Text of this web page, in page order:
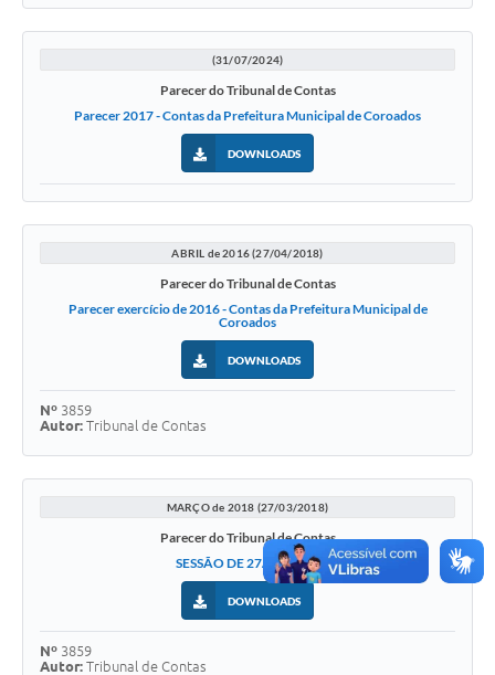
(31/07/2024)
Parecer do Tribunal de Contas
Parecer 2017 - Contas da Prefeitura Municipal de Coroados
DOWNLOADS
ABRIL de 2016 (27/04/2018)
Parecer do Tribunal de Contas
Parecer exercício de 2016 - Contas da Prefeitura Municipal de
Coroados
DOWNLOADS
Nº 3859
Autor: Tribunal de Contas
MARÇO de 2018 (27/03/2018)
Parecer do Tribunal de Contas
SESSÃO DE 27/03/2018
DOWNLOADS
Nº 3859
Autor: Tribunal de Contas